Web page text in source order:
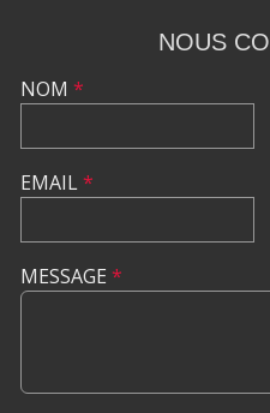
NOUS
NOM *
EMAIL*
MESSAGE *